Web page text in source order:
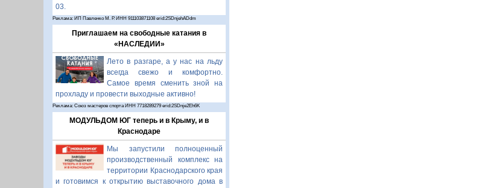
03.
Реклама: ИП Павленко М. Р. ИНН 911103871108 erid:2SDnjehADdm
Приглашаем на свободные катания в
«НАСЛЕДИИ»
Лето в разгаре, а у нас на льду
всегда свежо и комфортно.
Самое время сменить зной на
прохладу и провести выходные активно!
Реклама: Союз мастеров спорта ИНН 7718289279 erid:2SDnje2Eh6K
МОДУЛЬДОМ ЮГ теперь и в Крыму, и в
Краснодаре
Мы запустили полноценный
производственный комплекс на
территории Краснодарского края
и готовимся к открытию выставочного дома в